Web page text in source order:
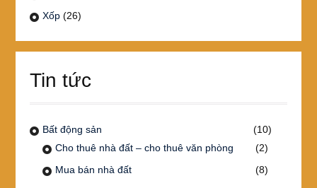
Xốp (26)
Tin tức
Bất động sản
(10)
Cho thuê nhà đất – cho thuê văn phòng
(2)
Mua bán nhà đất
(8)